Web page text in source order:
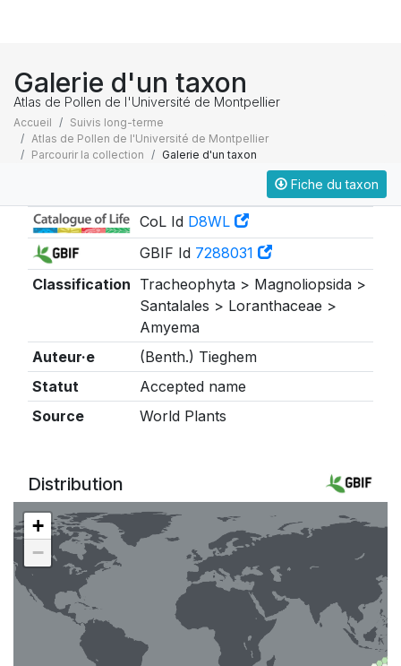
Galerie d'un taxon
Atlas de Pollen de l'Université de Montpellier
Accueil
Suivis long-terme
Atlas de Pollen de l'Université de Montpellier
Parcourir la collection
Galerie d'un taxon
Fiche du taxon
CoL Id D8WL
GBIF Id 7288031
Classification Tracheophyta > Magnoliopsida >
Santalales > Loranthaceae >
Amyema
Auteur·e
(Benth.) Tieghem
Statut
Accepted name
Source
World Plants
Distribution
+
−